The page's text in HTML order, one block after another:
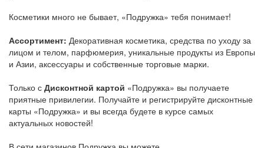
Косметики много не бывает, «Подружка» тебя понимает!
Ассортимент: Декоративная косметика, средства по уходу за
лицом и телом, парфюмерия, уникальные продукты из Европы
и Азии, аксессуары и собственные торговые марки.
Только с Дисконтной картой «Подружка» вы получаете
приятные привилегии. Получайте и регистрируйте дисконтные
карты «Подружка» и вы всегда будете в курсе самых
актуальных новостей!